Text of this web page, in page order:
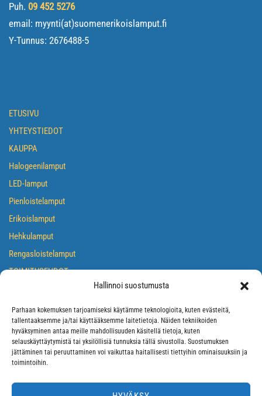
Hallinnoi suostumusta
Parhaan kokemuksen tarjoamiseksi käytämme teknologioita, kuten evästeitä,
tallentaaksemme ja/tai käyttääksemme laitetietoja. Näiden tekniikoiden
hyväksyminen antaa meille mahdollisuuden käsitellä tietoja, kuten
selauskäyttäytymistä tai yksilöllisiä tunnuksia tällä sivustolla. Suostumuksen
jättäminen tai peruuttaminen voi vaikuttaa haitallisesti tiettyihin ominaisuuksiin ja
toimintoihin.
Puh. 09 452 5276
email: myynti(at)suomenerikoislamput.fi
Y-Tunnus: 2676488-5
ETUSIVU
YHTEYSTIEDOT
KAUPPA
Halogeenilamput
LED-lamput
Pienloistelamput
Erikoislamput
Hehkulamput
Rengasloistelamput
TOIMITUSEHDOT
EVÄSTEKÄYTÄNTÖ